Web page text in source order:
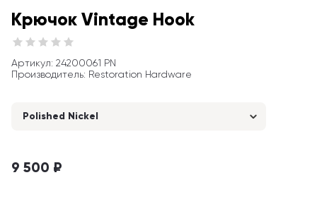
Крючок Vintage Hook
Артикул: 24200061 PN
Производитель: Restoration Hardware
Polished Nickel
9 500 ₽